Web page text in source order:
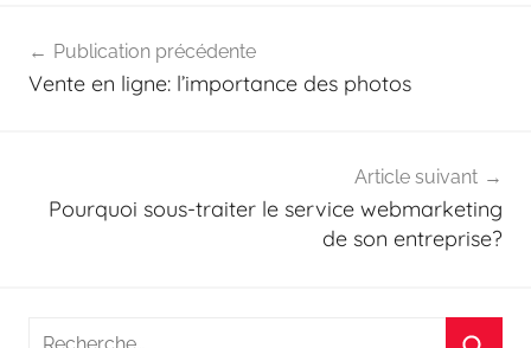
de
Publication précédente
Vente en ligne: l’importance des photos
Article suivant
Pourquoi sous-traiter le service webmarketing
de son entreprise?
Recherche